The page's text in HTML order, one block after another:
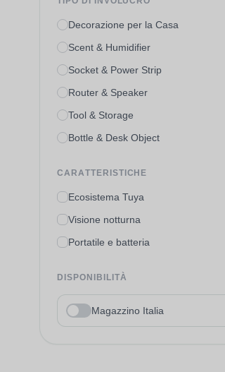
Decorazione per la Casa
Scent & Humidifier
Socket & Power Strip
Router & Speaker
Tool & Storage
Bottle & Desk Object
CARATTERISTICHE
Ecosistema Tuya
Visione notturna
Portatile e batteria
DISPONIBILITÀ
Magazzino Italia